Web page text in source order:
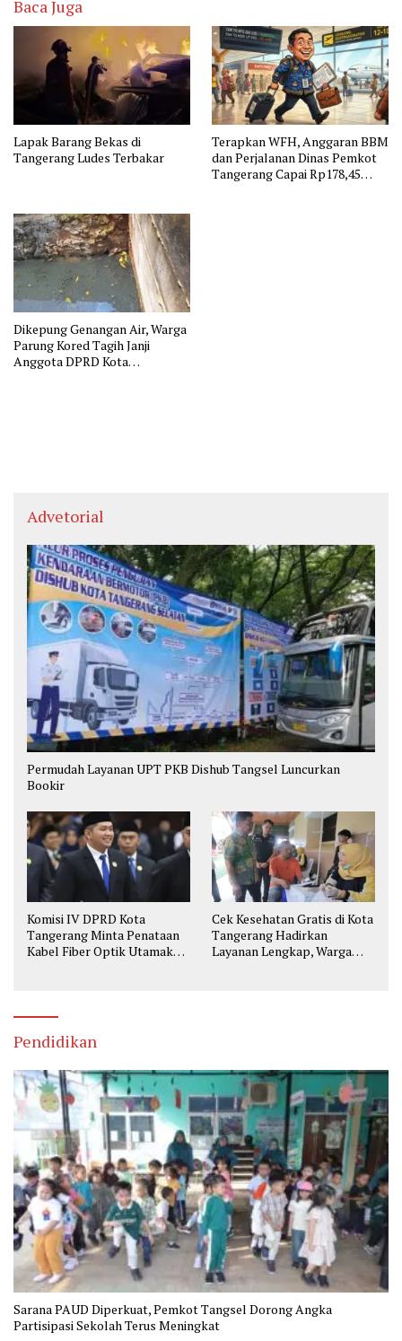
Baca Juga
Lapak Barang Bekas di
Tangerang Ludes Terbakar
Terapkan WFH, Anggaran BBM
dan Perjalanan Dinas Pemkot
Tangerang Capai Rp178,45
Dikepung Genangan Air, Warga
Parung Kored Tagih Janji
Anggota DPRD Kota
Advetorial
Permudah Layanan UPT PKB Dishub Tangsel Luncurkan
Bookir
Komisi IV DPRD Kota
Tangerang Minta Penataan
Kabel Fiber Optik Utamakan
Cek Kesehatan Gratis di Kota
Tangerang Hadirkan
Layanan Lengkap, Warga
Pendidikan
Sarana PAUD Diperkuat, Pemkot Tangsel Dorong Angka
Partisipasi Sekolah Terus Meningkat